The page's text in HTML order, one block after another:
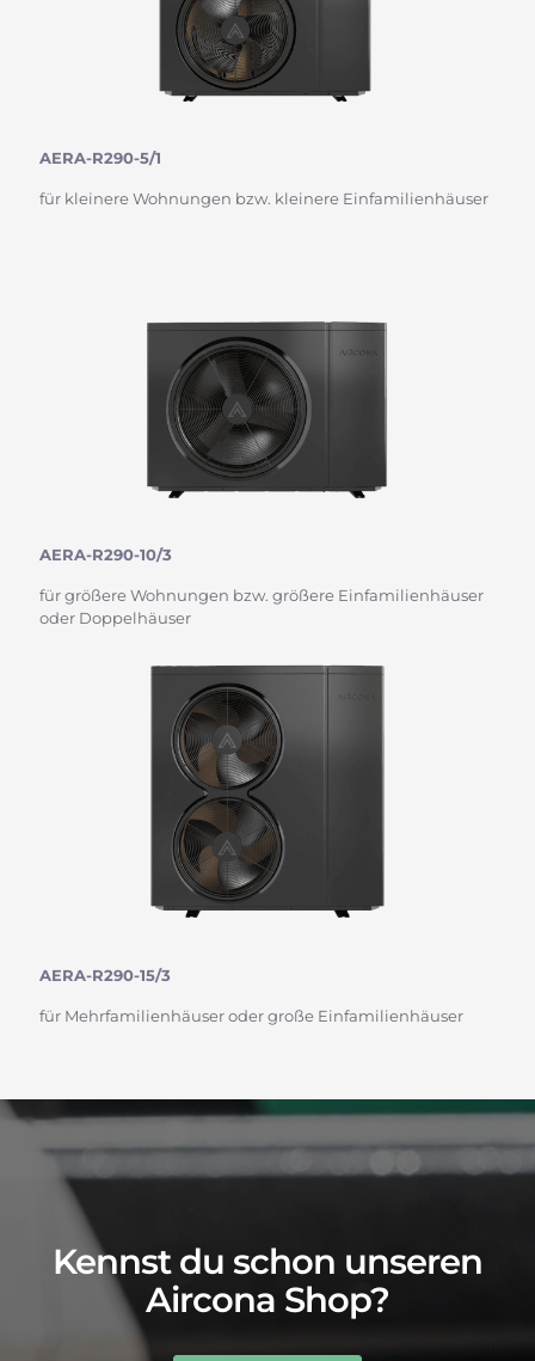
AERA-R290-5/1
für kleinere Wohnungen bzw. kleinere Einfamilienhäuser
AERA-R290-10/3
für größere Wohnungen bzw. größere Einfamilienhäuser
oder Doppelhäuser
AERA-R290-15/3
für Mehrfamilienhäuser oder große Einfamilienhäuser
Kennst du schon unseren
Aircona Shop?